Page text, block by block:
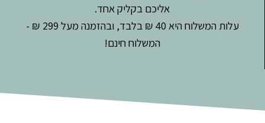
אליכם בקליק אחד.
עלות המשלוח היא 40 ₪ בלבד, ובהזמנה מעל 299 ₪ -
המשלוח חינם!